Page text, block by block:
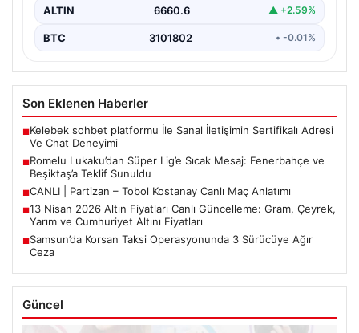
ALTIN 6660.6 ▲ +2.59%
BTC 3101802 • -0.01%
Son Eklenen Haberler
■Kelebek sohbet platformu İle Sanal İletişimin Sertifikalı Adresi
Ve Chat Deneyimi
■Romelu Lukaku’dan Süper Lig’e Sıcak Mesaj: Fenerbahçe ve
Beşiktaş’a Teklif Sunuldu
■CANLI | Partizan – Tobol Kostanay Canlı Maç Anlatımı
■13 Nisan 2026 Altın Fiyatları Canlı Güncelleme: Gram, Çeyrek,
Yarım ve Cumhuriyet Altını Fiyatları
■Samsun’da Korsan Taksi Operasyonunda 3 Sürücüye Ağır
Ceza
Güncel